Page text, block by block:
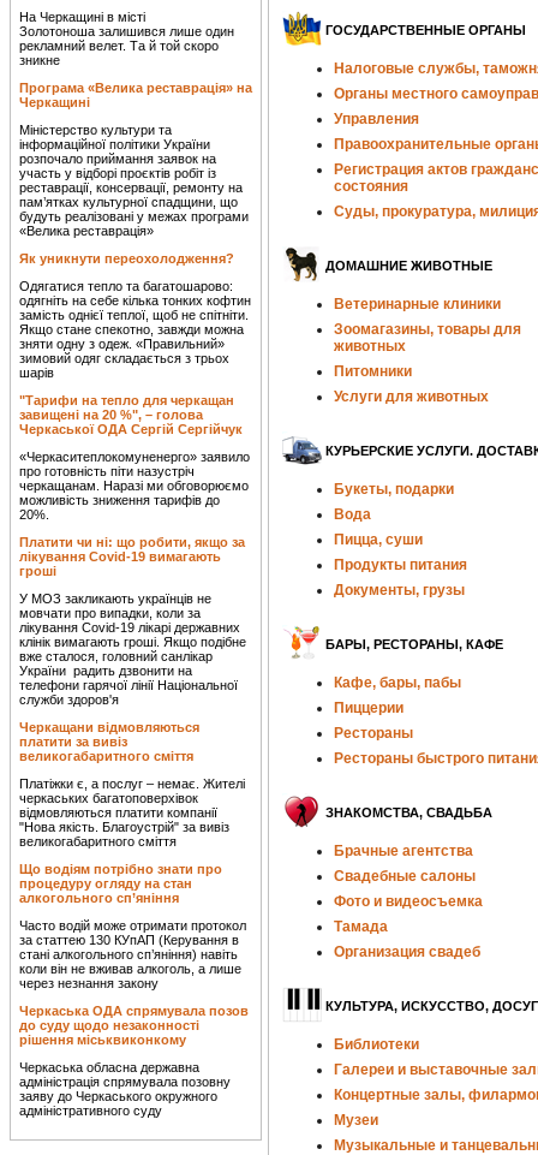
На Черкащині в місті
Золотоноша залишився лише один
рекламний велет. Та й той скоро
зникне
Програма «Велика реставрація» на
Черкащині
Міністерство культури та
інформаційної політики України
розпочало приймання заявок на
участь у відборі проєктів робіт із
реставрації, консервації, ремонту на
пам’ятках культурної спадщини, що
будуть реалізовані у межах програми
«Велика реставрація»
Як уникнути переохолодження?
Одягатися тепло та багатошарово:
одягніть на себе кілька тонких кофтин
замість однієї теплої, щоб не спітніти.
Якщо стане спекотно, завжди можна
зняти одну з одеж. «Правильний»
зимовий одяг складається з трьох
шарів
"Тарифи на тепло для черкащан
завищені на 20 %", – голова
Черкаської ОДА Сергій Сергійчук
«Черкаситеплокомуненерго» заявило
про готовність піти назустріч
черкащанам. Наразі ми обговорюємо
можливість зниження тарифів до
20%.
Платити чи ні: що робити, якщо за
лікування Covid-19 вимагають
гроші
У МОЗ закликають українців не
мовчати про випадки, коли за
лікування Covid-19 лікарі державних
клінік вимагають гроші. Якщо подібне
вже сталося, головний санлікар
України радить дзвонити на
телефони гарячої лінії Національної
служби здоров'я
Черкащани відмовляються
платити за вивіз
великогабаритного сміття
Платіжки є, а послуг – немає. Жителі
черкаських багатоповерхівок
відмовляються платити компанії
"Нова якість. Благоустрій" за вивіз
великогабаритного сміття
Що водіям потрібно знати про
процедуру огляду на стан
алкогольного сп’яніння
Часто водій може отримати протокол
за статтею 130 КУпАП (Керування в
стані алкогольного сп’яніння) навіть
коли він не вживав алкоголь, а лише
через незнання закону
Черкаська ОДА спрямувала позов
до суду щодо незаконності
рішення міськвиконкому
Черкаська обласна державна
адміністрація спрямувала позовну
заяву до Черкаського окружного
адміністративного суду
ГОСУДАРСТВЕННЫЕ ОРГАНЫ
Налоговые службы,
Органы местного
Управления
Правоохранительные
Регистрация актов
состояния
Суды, прокуратура,
ДОМАШНИЕ ЖИВОТНЫЕ
Ветеринарные клиники
Зоомагазины, товары для
животных
Питомники
Услуги для животных
КУРЬЕРСКИЕ УСЛУГИ.
Букеты, подарки
Вода
Пицца, суши
Продукты питания
Документы, грузы
БАРЫ, РЕСТОРАНЫ, КАФЕ
Кафе, бары, пабы
Пиццерии
Рестораны
Рестораны быстрого
ЗНАКОМСТВА, СВАДЬБА
Брачные агентства
Свадебные салоны
Фото и видеосъемка
Тамада
Организация свадеб
КУЛЬТУРА, ИСКУССТВО, ДОСУГ
Библиотеки
Галереи и выставочные
Концертные залы,
Музеи
Музыкальные и